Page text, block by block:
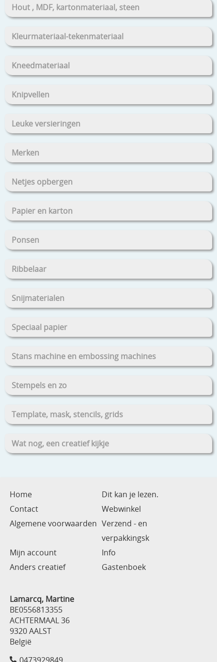
Hout , MDF, kartonmateriaal, steen
Kleurmateriaal-tekenmateriaal
Kneedmateriaal
Knipvellen
Leuke versieringen
Merken
Netjes opbergen
Papier en karton
Ponsen
Ribbelaar
Snijmaterialen
Speciaal papier
Stans machine en embossing machines
Stempels en zo
Template, mask, stencils, grids
Wat nog, een creatief kijkje
Home
Dit kan je lezen.
Contact
Webwinkel
Algemene voorwaarden Verzend - en
verpakkingsk
Mijn account
Info
Anders creatief
Gastenboek
Lamarcq, Martine
BE0556813355
ACHTERMAAL 36
9320 AALST
België
0473929849